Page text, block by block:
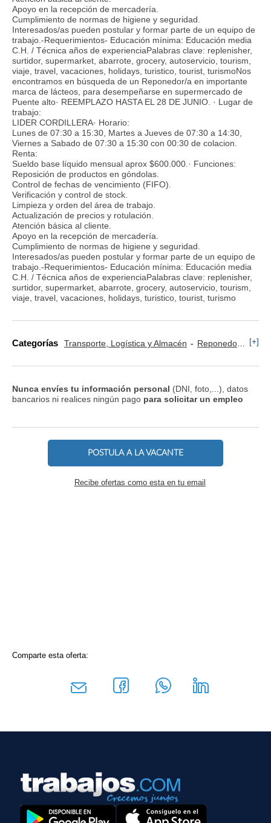
Apoyo en la recepción de mercadería.
Cumplimiento de normas de higiene y seguridad.
Interesados/as pueden postular y formar parte de un equipo de
trabajo.-Requerimientos- Educación mínima: Educación media
C.H. / Técnica años de experienciaPalabras clave: replenisher,
surtidor, supermarket, abarrote, grocery, autoservicio, tourism,
viaje, travel, vacaciones, holidays, turistico, tourist, turismoNos
encontramos en búsqueda de un Reponedor/a en importante
marca de lácteos, para desempeñarse en supermercado de
Puente alto· REEMPLAZO HASTA EL 28 DE JUNIO. · Lugar de
trabajo:
LIDER CORDILLERA· Horario:
Lunes de 07:30 a 15:30, Martes a Jueves de 07:30 a 14:30,
Viernes a Sabado de 07:30 a 15:30 con 00:30 de colacion.
Renta:
Sueldo base líquido mensual aprox $600.000.· Funciones:
Reposición de productos en góndolas.
Control de fechas de vencimiento (FIFO).
Verificación y control de stock.
Limpieza y orden del área de trabajo.
Actualización de precios y rotulación.
Atención básica al cliente.
Apoyo en la recepción de mercadería.
Cumplimiento de normas de higiene y seguridad.
Interesados/as pueden postular y formar parte de un equipo de
trabajo.-Requerimientos- Educación mínima: Educación media
C.H. / Técnica años de experienciaPalabras clave: replenisher,
surtidor, supermarket, abarrote, grocery, autoservicio, tourism,
viaje, travel, vacaciones, holidays, turistico, tourist, turismo
Categorías Transporte, Logística y Almacén Reponedor y Cajero [+]
Nunca envíes tu información personal (DNI, foto,...), datos
bancarios ni realices ningún pago para solicitar un empleo
POSTULA A LA VACANTE
Recibe ofertas como esta en tu email
Comparte esta oferta: